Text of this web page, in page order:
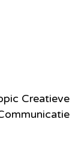
Creatieve